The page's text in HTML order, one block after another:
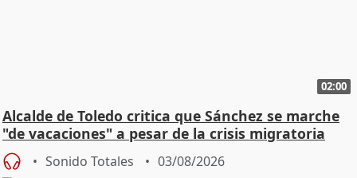
02:00
Alcalde de Toledo critica que Sánchez se marche
"de vacaciones" a pesar de la crisis migratoria
Sonido Totales 03/08/2026